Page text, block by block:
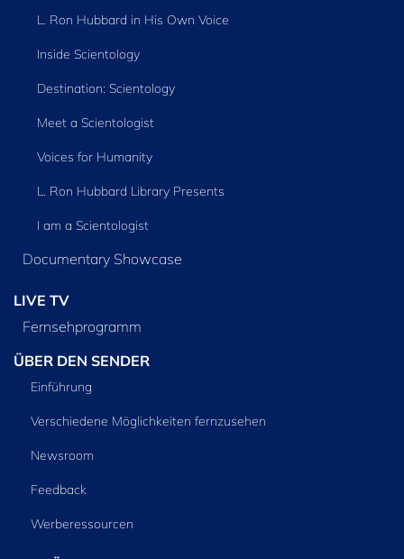
L. Ron Hubbard in His Own Voice
Inside Scientology
Destination: Scientology
Meet a Scientologist
Voices for Humanity
L. Ron Hubbard Library Presents
I am a Scientologist
Documentary Showcase
LIVE TV
Fernsehprogramm
ÜBER DEN SENDER
Einführung
Verschiedene Möglichkeiten fernzusehen
Newsroom
Feedback
Werberessourcen